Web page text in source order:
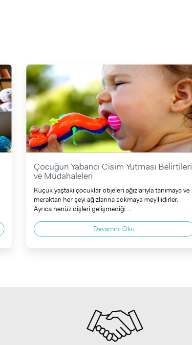
Çocuğun Yabancı Cisim Yutması Belirtileri
ve Müdahaleleri
Küçük yaştaki çocuklar objeleri ağızlarıyla tanımaya ve
meraktan her şeyi ağızlarına sokmaya meyillidirler.
Ayrıca henüz dişleri gelişmediği ...
Devamını Oku